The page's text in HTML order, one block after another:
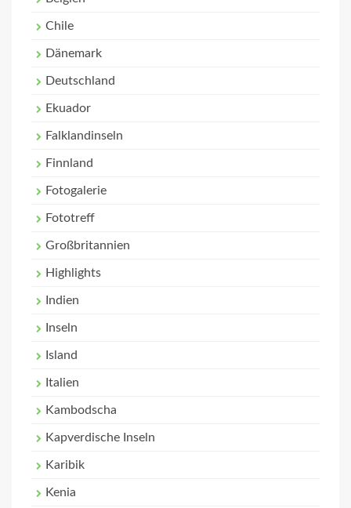
Chile
Dänemark
Deutschland
Ekuador
Falklandinseln
Finnland
Fotogalerie
Fototreff
Großbritannien
Highlights
Indien
Inseln
Island
Italien
Kambodscha
Kapverdische Inseln
Karibik
Kenia